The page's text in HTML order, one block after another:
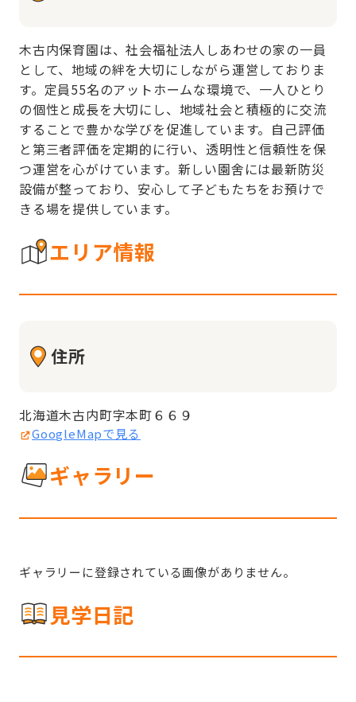
木古内保育園は、社会福祉法人しあわせの家の一員
として、地域の絆を大切にしながら運営しておりま
す。定員55名のアットホームな環境で、一人ひとり
の個性と成長を大切にし、地域社会と積極的に交流
することで豊かな学びを促進しています。自己評価
と第三者評価を定期的に行い、透明性と信頼性を保
つ運営を心がけています。新しい園舍には最新防災
設備が整っており、安心して子どもたちをお預けで
きる場を提供しています。
エリア情報
住所
北海道木古内町字本町６６９
GoogleMapで見る
ギャラリー
ギャラリーに登録されている画像がありません。
見学日記